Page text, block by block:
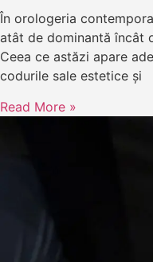
În orologeria
atât de dominantă încât
Ceea ce astăzi apare
codurile sale estetice și
Read More »